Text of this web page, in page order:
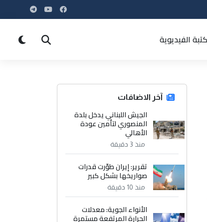
الفيديوية
آخر الاضافات
الجيش اللبناني يدخل بلدة
المنصوري لتأمين عودة
الأهالي
منذ 3 دقيقة
تقرير: إيران طوّرت قدرات
صواريخها بشكل كبير
منذ 10 دقيقة
الأنواء الجوية: معدلات
الحرارة المرتفعة مستمرة